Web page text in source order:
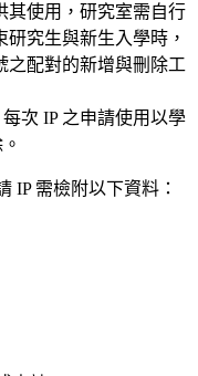
其使用，研究室需自行
究生與新生入學時，
之配對的新增與刪除工
次 IP 之申請使用以學
IP 需檢附以下資料：